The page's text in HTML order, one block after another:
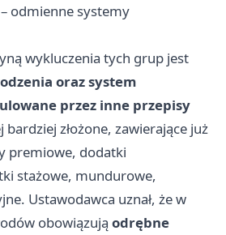
odmienne systemy
wykluczenia tych grup jest
oraz system
przez inne przepisy
bardziej złożone, zawierające już
premiowe, dodatki
stażowe, mundurowe,
Ustawodawca uznał, że w
obowiązują odrębne